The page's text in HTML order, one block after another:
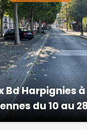
Bd Harpignies à
du 10 au